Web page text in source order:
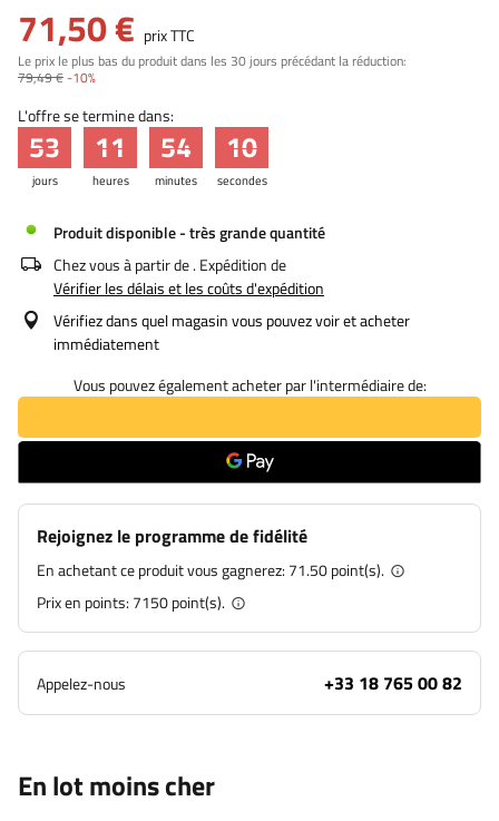
71,50 € prix TTC
Le prix le plus bas du produit dans les 30 jours précédant la réduction:
79,49 €-10%
L'offre se termine dans:
jours
53
heures
11
minutes
54
secondes
09
Produit disponible - très grande quantité
Chez vous à partir de. Expédition de
Vérifier les délais et les coûts d'expédition
Vérifiez dans quel magasin vous pouvez voir et acheter
immédiatement
Vous pouvez également acheter par l'intermédiaire de:
Rejoignez le programme de fidélité
En achetant ce produit vous gagnerez: 71.50 point(s).
Prix en points: 7150point(s).
Appelez-nous +33 18 765 00 82
En lot moins cher